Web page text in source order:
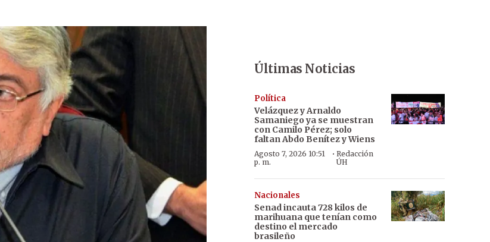
Últimas Noticias
Política
Velázquez y Arnaldo
Samaniego ya se muestran
con Camilo Pérez; solo
faltan Abdo Benítez y Wiens
Agosto 7, 2026 10:51
p. m.
·Redacción
ÚH
Nacionales
Senad incauta 728 kilos de
marihuana que tenían como
destino el mercado
brasileño